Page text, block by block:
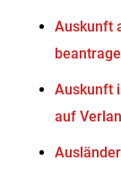
Auskunft
Auskunft
auf